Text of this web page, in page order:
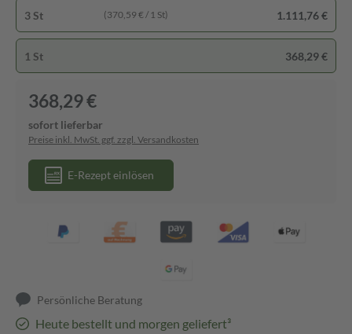
3 St (370,59 € / 1 St) 1.111,76 €
1 St 368,29 €
368,29 €
sofort lieferbar
Preise inkl. MwSt. ggf. zzgl. Versandkosten
E-Rezept einlösen
Persönliche Beratung
Heute bestellt und morgen geliefert³